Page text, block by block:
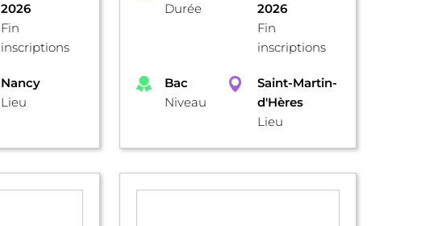
2026
Fin
inscriptions
Nancy
Lieu
Durée
2026
Fin
inscriptions
Bac
Niveau
Saint-Martin-
d'Hères
Lieu